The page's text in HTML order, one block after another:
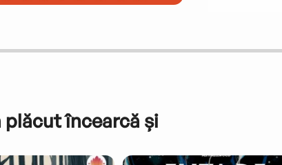
plăcut încearcă și